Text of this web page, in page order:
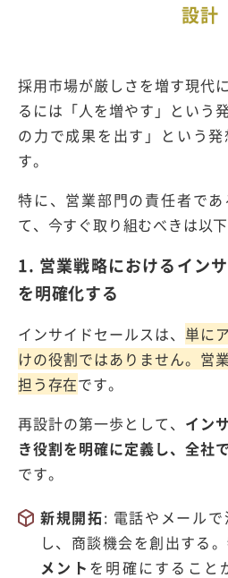
設計
採用市場が厳しさを増す現代
るには「人を増やす」という
の力で成果を出す」という
す。
特に、営業部門の責任者で
て、今すぐ取り組むべきは以
1. 営業戦略におけるイン
を明確化する
インサイドセールスは、 単に
けの役割ではありません。営
担う存在です。
再設計の第一歩として、 イン
き役割を明確に定義し、全社
です。
新規開拓: 電話やメール
し、商談機会を創出する。
メント を明確にすること